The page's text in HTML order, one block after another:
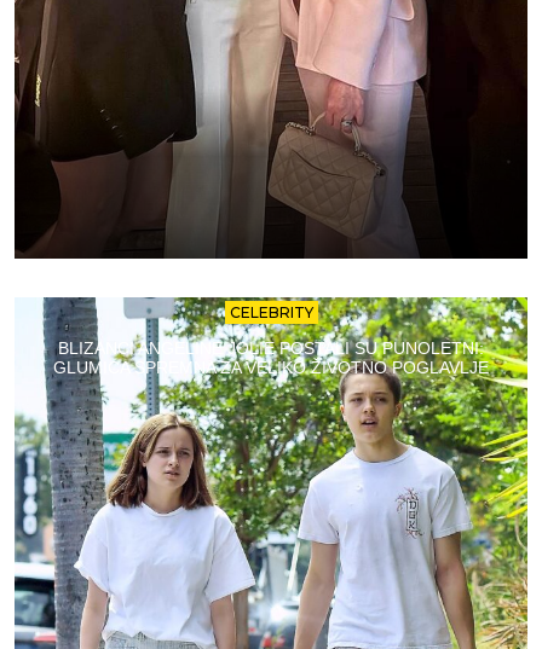
CELEBRITY
BLIZANCI ANGELINE JOLIE POSTALI SU PUNOLETNI:
GLUMICA SPREMNA ZA VELIKO ŽIVOTNO POGLAVLJE